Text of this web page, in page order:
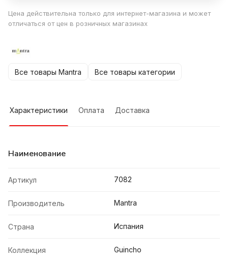
Цена действительна только для интернет-магазина и может
отличаться от цен в розничных магазинах
Все товары Mantra Все товары категории
Характеристики Оплата Доставка
Наименование
Артикул 7082
Производитель Mantra
Страна Испания
Коллекция Guincho